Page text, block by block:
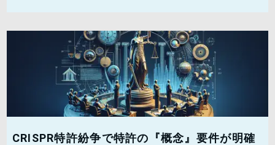
CRISPR特許紛争で特許の『概念』要件が明確